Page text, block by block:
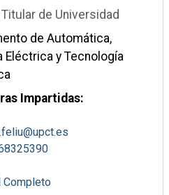
de Universidad
de Automática,
Eléctrica y Tecnología
Impartidas: